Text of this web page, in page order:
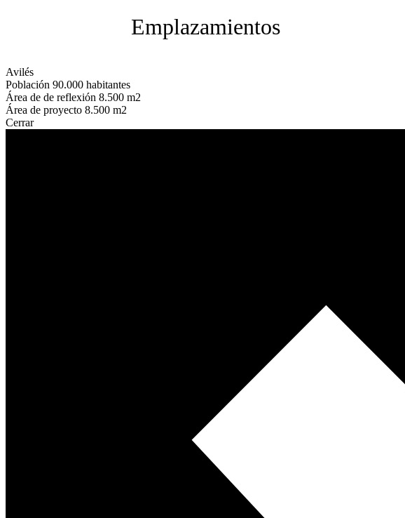
Emplazamientos
Avilés
Población 90.000 habitantes
Área de de reflexión 8.500 m2
Área de proyecto 8.500 m2
Cerrar